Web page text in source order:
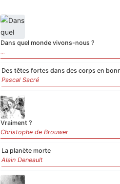
Dans quel monde vivons-nous ?
...
Des têtes fortes dans des corps en
Pascal Sacré
Vraiment ?
Christophe de Brouwer
La planète morte
Alain Deneault